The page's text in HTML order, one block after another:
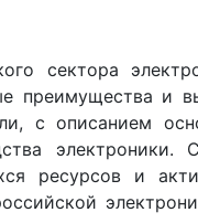
сектора
преимущества и
с описанием
электроники.
ресурсов и